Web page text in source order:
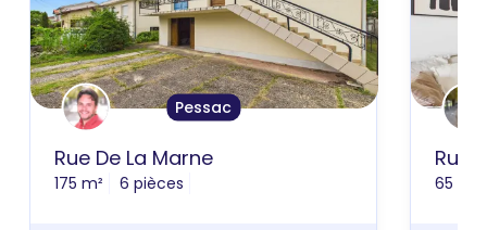
Pessac
Rue De La Marne
175 m² 6 pièces
Rue
65 m²